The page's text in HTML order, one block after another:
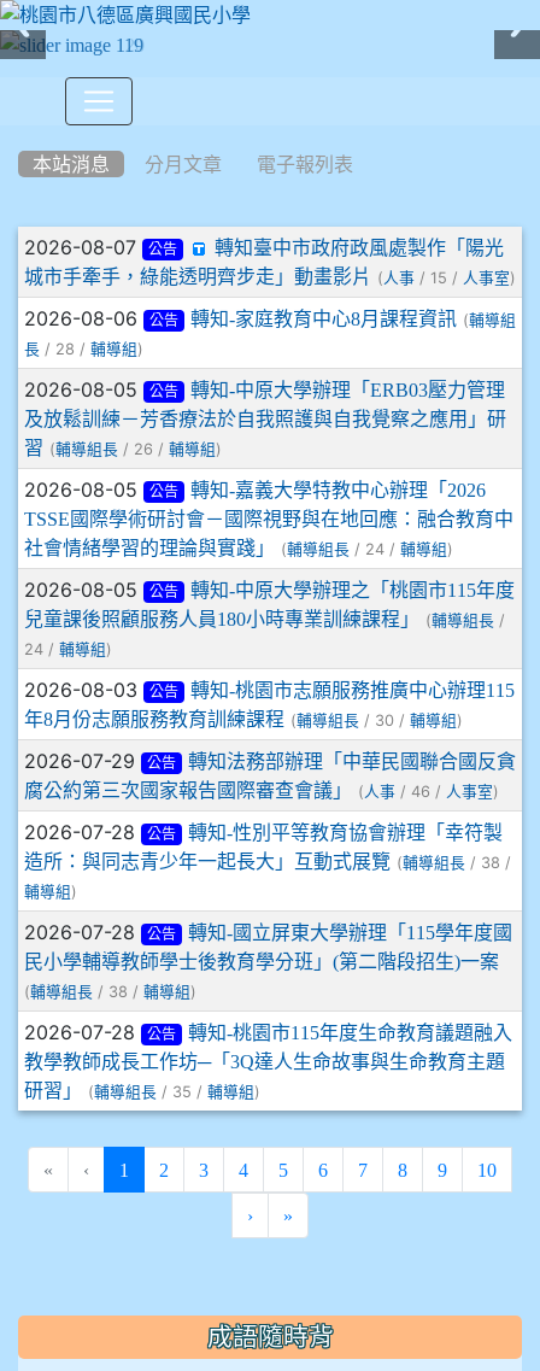
本站消息 分月文章 電子報列表
文章列表
2026-08-07 公告
轉知臺中市政府政風處製作「陽光
城市手牽手，綠能透明齊步走」動畫影片 ( 人事 / 15 / 人事室)
2026-08-06 公告 轉知-家庭教育中心8月課程資訊 (輔導組
長 / 28 / 輔導組 )
2026-08-05 公告
轉知-中原大學辦理「ERB03壓力管理
及放鬆訓練－芳香療法於自我照護與自我覺察之應用」研
習 (輔導組長 / 26 / 輔導組 )
2026-08-05 公告
轉知-嘉義大學特教中心辦理「2026
TSSE國際學術研討會－國際視野與在地回應：融合教育中
社會情緒學習的理論與實踐」
(輔導組長 / 24 / 輔導組 )
2026-08-05 公告
轉知-中原大學辦理之「桃園市115年度
兒童課後照顧服務人員180小時專業訓練課程」
(輔導組長 /
24 / 輔導組 )
2026-08-03 公告
轉知-桃園市志願服務推廣中心辦理115
年8月份志願服務教育訓練課程 (輔導組長 / 30 / 輔導組 )
2026-07-29 公告
轉知法務部辦理「中華民國聯合國反貪
腐公約第三次國家報告國際審查會議」
( 人事 / 46 / 人事室)
2026-07-28 公告
轉知-性別平等教育協會辦理「幸符製
造所：與同志青少年一起長大」互動式展覽 (輔導組長 / 38 /
輔導組 )
2026-07-28 公告
轉知-國立屏東大學辦理「115學年度國
民小學輔導教師學士後教育學分班」(第二階段招生)一案
(輔導組長 / 38 / 輔導組 )
2026-07-28 公告
轉知-桃園市115年度生命教育議題融入
教學教師成長工作坊─「3Q達人生命故事與生命教育主題
研習」
(輔導組長 / 35 / 輔導組 )
« ‹ 1 (current)
2 3 4 5 6 7 8 9 10
› »
::: 成語隨時背